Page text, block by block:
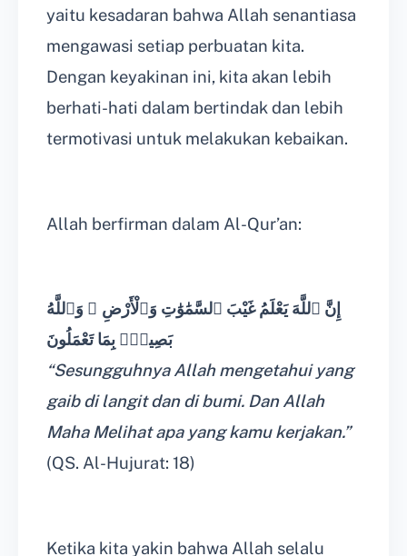
yaitu kesadaran bahwa Allah senantiasa
mengawasi setiap perbuatan kita.
Dengan keyakinan ini, kita akan lebih
berhati-hati dalam bertindak dan lebih
termotivasi untuk melakukan kebaikan.
Allah berfirman dalam Al-Qur’an:
إِنَّ ٱللَّهَ يَعْلَمُ غَيْبَ ٱلسَّمَٰوَٰتِ وَٱلْأَرْضِ ۚ وَٱللَّهُ
بَصِيرٌۢ بِمَا تَعْمَلُونَ
“Sesungguhnya Allah mengetahui yang
gaib di langit dan di bumi. Dan Allah
Maha Melihat apa yang kamu kerjakan.”
(QS. Al-Hujurat: 18)
Ketika kita yakin bahwa Allah selalu